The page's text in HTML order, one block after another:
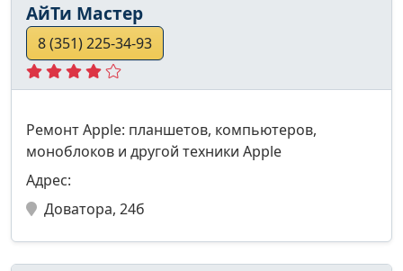
АйТи Мастер
8 (351) 225-34-93
Ремонт Apple: планшетов, компьютеров,
моноблоков и другой техники Apple
Адрес:
Доватора, 24б